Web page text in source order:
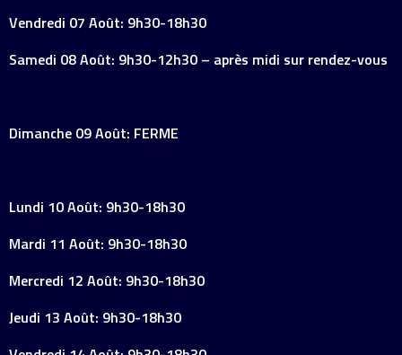
Vendredi 07 Août: 9h30-18h30
Samedi 08 Août: 9h30-12h30 – après midi sur rendez-vous
Dimanche 09 Août: FERME
Lundi 10 Août: 9h30-18h30
Mardi 11 Août: 9h30-18h30
Mercredi 12 Août: 9h30-18h30
Jeudi 13 Août: 9h30-18h30